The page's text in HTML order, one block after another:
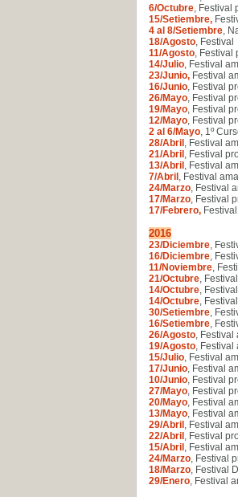
6/Octubre, Festival
15/Setiembre,
4 al 8/Setiembre,
18/Agosto, Festival
11/Agosto, Festival
14/Julio, Festival
23/Junio, Festival
16/Junio, Festival
26/Mayo, Festival
19/Mayo, Festival
12/Mayo, Festival
2 al 6/Mayo, 1º
28/Abril , Festival
21/Abril , Festival
13/Abril , Festival
7/Abril , Festival
24/Marzo, Festival
17/Marzo, Festival
17/Febrero,
2016
23/Diciembre,
16/Diciembre,
11/Noviembre,
21/Octubre,
14/Octubre,
14/Octubre,
30/Setiembre,
16/Setiembre,
26/Agosto, Festival
19/Agosto, Festival
15/Julio, Festival
17/Junio, Festival
10/Junio, Festival
27/Mayo, Festival
20/Mayo, Festival
13/Mayo, Festival
29/Abril , Festival
22/Abril , Festival
15/Abril , Festival
24/Marzo, Festival
18/Marzo, Festival
29/Enero, Festival